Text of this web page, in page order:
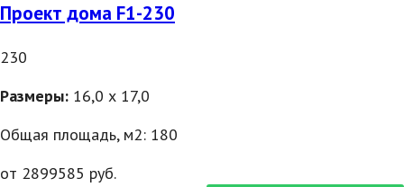
Проект дома F1-230
230
Размеры: 16,0 х 17,0
Общая площадь, м2: 180
от 2899585 руб.